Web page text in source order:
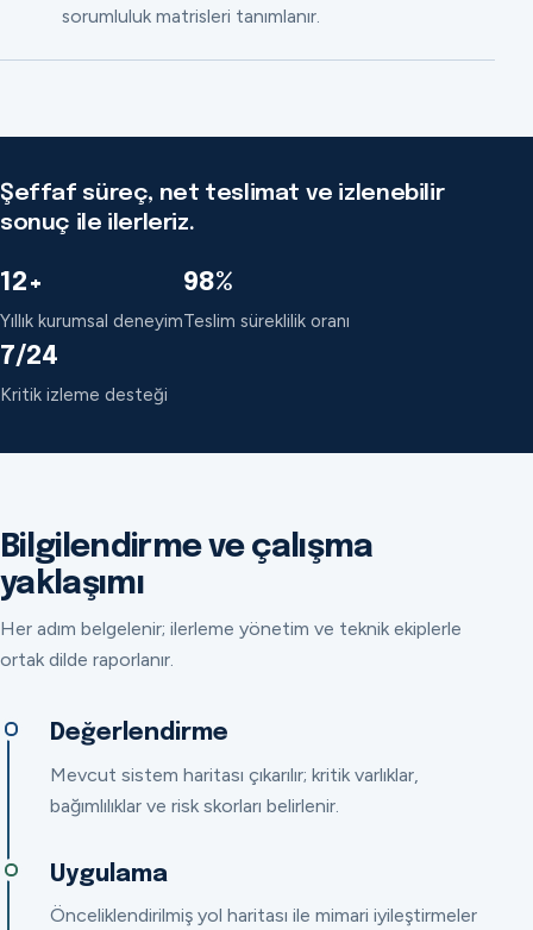
sorumluluk matrisleri tanımlanır.
Şeffaf süreç, net teslimat ve izlenebilir
sonuç ile ilerleriz.
12+
Yıllık kurumsal deneyim
98%
Teslim süreklilik oranı
7/24
Kritik izleme desteği
Bilgilendirme ve çalışma
yaklaşımı
Her adım belgelenir; ilerleme yönetim ve teknik ekiplerle
ortak dilde raporlanır.
Değerlendirme
Mevcut sistem haritası çıkarılır; kritik varlıklar,
bağımlılıklar ve risk skorları belirlenir.
Uygulama
Önceliklendirilmiş yol haritası ile mimari iyileştirmeler